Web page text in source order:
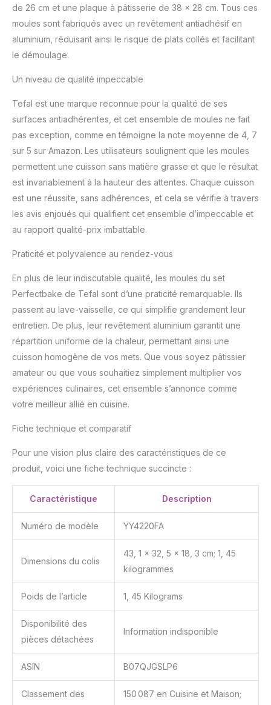
est garanti sans PFOA,
sans plomb, sans
Titanium Tefal standard
articles culinaires ;
International Ltd, édition
Home and Garden 2019,
valeur de la marque en
magasin (RSP), données
2018 Fabriqué en France
de 26 cm et une plaque à pâtisserie de 38 x 28 cm. Tous ces
moules sont fabriqués avec un revêtement antiadhésif en
aluminium, réduisant ainsi le risque de plats collés et facilitant
le démoulage.
Un niveau de qualité impeccable
Tefal est une marque reconnue pour la qualité de ses
surfaces antiadhérentes, et cet ensemble de moules ne fait
pas exception, comme en témoigne la note moyenne de 4, 7
sur 5 sur Amazon. Les utilisateurs soulignent que les moules
permettent une cuisson sans matière grasse et que le résultat
est invariablement à la hauteur des attentes. Chaque cuisson
est une réussite, sans adhérences, et cela se vérifie à travers
les avis enjoués qui qualifient cet ensemble d’impeccable et
au rapport qualité-prix imbattable.
Praticité et polyvalence au rendez-vous
En plus de leur indiscutable qualité, les moules du set
Perfectbake de Tefal sont d’une praticité remarquable. Ils
passent au lave-vaisselle, ce qui simplifie grandement leur
entretien. De plus, leur revêtement aluminium garantit une
répartition uniforme de la chaleur, permettant ainsi une
cuisson homogène de vos mets. Que vous soyez pâtissier
amateur ou que vous souhaitiez simplement multiplier vos
expériences culinaires, cet ensemble s’annonce comme
votre meilleur allié en cuisine.
Fiche technique et comparatif
Pour une vision plus claire des caractéristiques de ce
produit, voici une fiche technique succincte :
Caractéristique Description
Numéro de modèle YY4220FA
Dimensions du colis
43, 1 x 32, 5 x 18, 3 cm; 1, 45
kilogrammes
Poids de l’article 1, 45 Kilograms
Disponibilité des
pièces détachées
Information indisponible
ASIN B07QJGSLP6
Classement des
150 087 en Cuisine et Maison;